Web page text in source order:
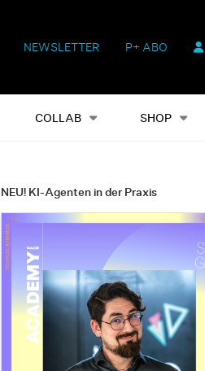
NEWSLETTER P+ ABO
COLLAB SHOP
Shop Heftausgaben Suchen
NEU! KI-Agenten in der Praxis